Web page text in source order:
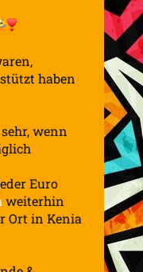
haben
wenn
Euro
weiterhin
Ort in Kenia